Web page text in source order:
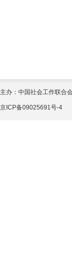
主办：中国社会工作联合
京ICP备09025691号-4